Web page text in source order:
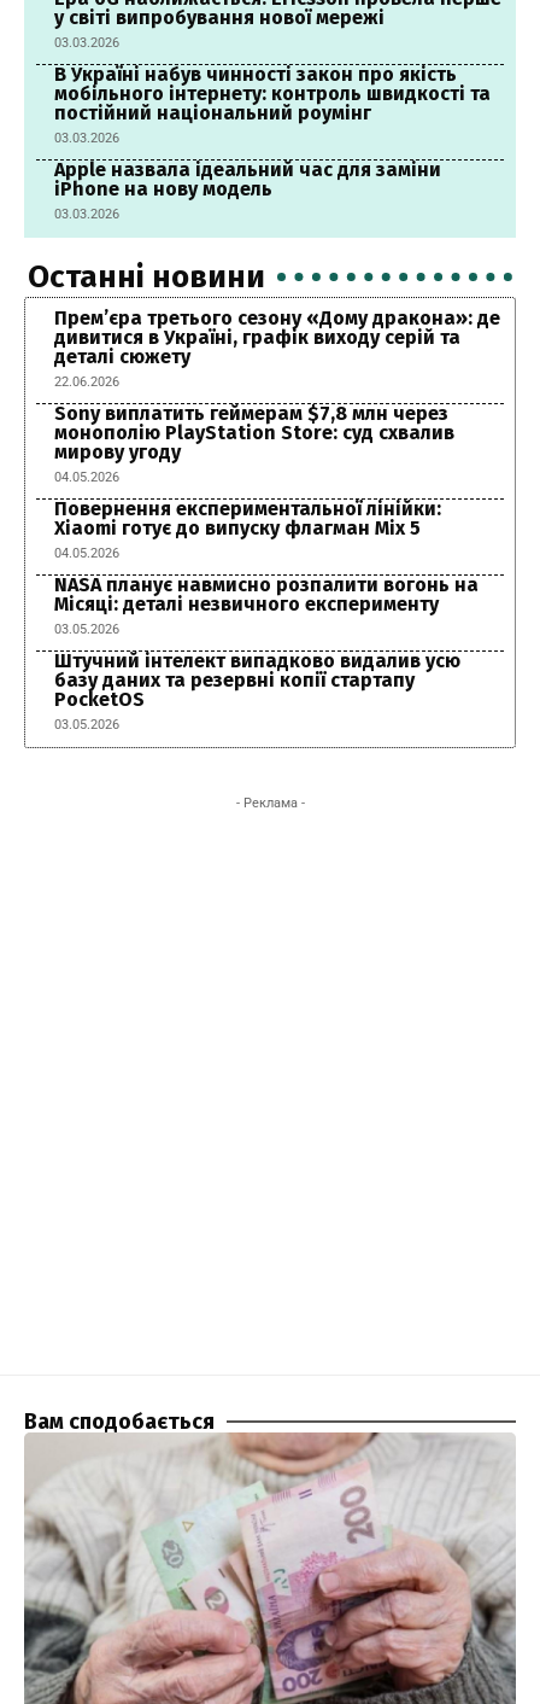
у світі випробування нової мережі
03.03.2026
В Україні набув чинності закон про якість
мобільного інтернету: контроль швидкості та
постійний національний роумінг
03.03.2026
Apple назвала ідеальний час для заміни
iPhone на нову модель
03.03.2026
Останні новини
Прем’єра третього сезону «Дому дракона»: де
дивитися в Україні, графік виходу серій та
деталі сюжету
22.06.2026
Sony виплатить геймерам $7,8 млн через
монополію PlayStation Store: суд схвалив
мирову угоду
04.05.2026
Повернення експериментальної лінійки:
Xiaomi готує до випуску флагман Mix 5
04.05.2026
NASA планує навмисно розпалити вогонь на
Місяці: деталі незвичного експерименту
03.05.2026
Штучний інтелект випадково видалив усю
базу даних та резервні копії стартапу
PocketOS
03.05.2026
- Реклама -
Вам сподобається